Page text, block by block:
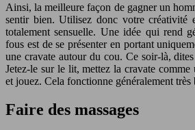
Ainsi, la meilleure façon de gagner un
sentir bien. Utilisez donc votre créativité
totalement sensuelle. Une idée qui rend
fous est de se présenter en portant
une cravate autour du cou. Ce soir-là,
Jetez-le sur le lit, mettez la cravate comme
et jouez. Cela fonctionne généralement très
Faire des massages